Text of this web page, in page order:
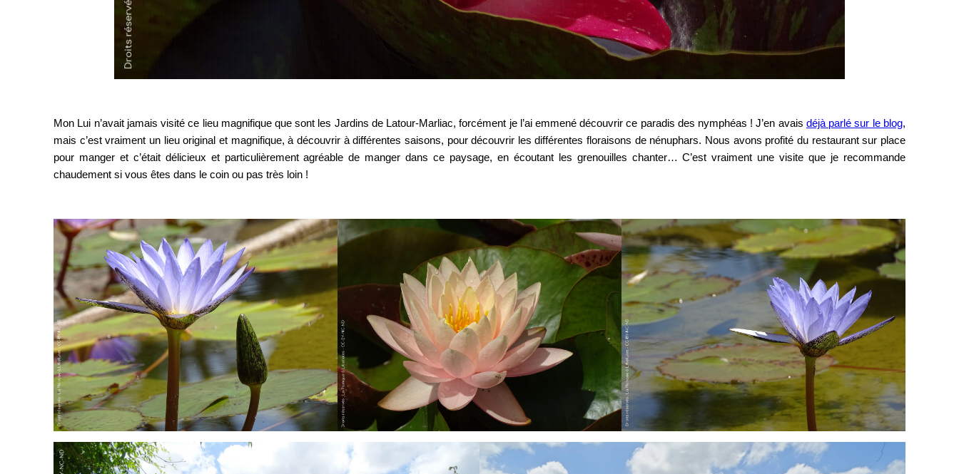
Mon Lui n’avait jamais visité ce lieu magnifique que sont les Jardins de Latour-Marliac, forcément je l’ai emmené découvrir ce paradis des nymphéas ! J’en avais déjà parlé sur le blog,
mais c’est vraiment un lieu original et magnifique, à découvrir à différentes saisons, pour découvrir les différentes floraisons de nénuphars. Nous avons profité du restaurant sur place
pour manger et c’était délicieux et particulièrement agréable de manger dans ce paysage, en écoutant les grenouilles chanter… C’est vraiment une visite que je recommande
chaudement si vous êtes dans le coin ou pas très loin !